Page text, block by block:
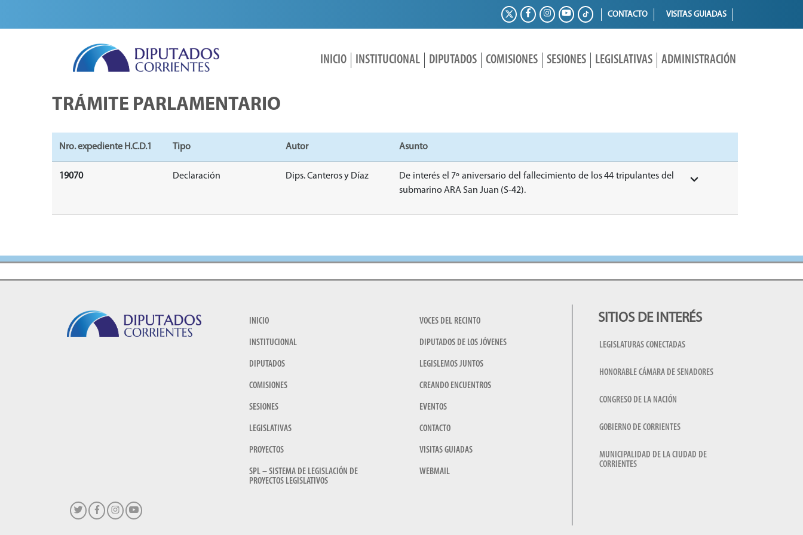
CONTACTO VISITAS GUIADAS
INICIO INSTITUCIONAL DIPUTADOS COMISIONES SESIONES LEGISLATIVAS ADMINISTRACIÓN
TRÁMITE PARLAMENTARIO
Nro. expediente H.C.D.1 Tipo Autor Asunto
19070 Declaración Dips. Canteros y Díaz
De interés el 7º aniversario del fallecimiento de los 44 tripulantes del
submarino ARA San Juan (S-42).
INICIO
INSTITUCIONAL
DIPUTADOS
COMISIONES
SESIONES
LEGISLATIVAS
PROYECTOS
SPL – SISTEMA DE LEGISLACIÓN DE
PROYECTOS LEGISLATIVOS
VOCES DEL RECINTO
DIPUTADOS DE LOS JÓVENES
LEGISLEMOS JUNTOS
CREANDO ENCUENTROS
EVENTOS
CONTACTO
VISITAS GUIADAS
WEBMAIL
SITIOS DE INTERÉS
LEGISLATURAS CONECTADAS
HONORABLE CÁMARA DE SENADORES
CONGRESO DE LA NACIÓN
GOBIERNO DE CORRIENTES
MUNICIPALIDAD DE LA CIUDAD DE
CORRIENTES